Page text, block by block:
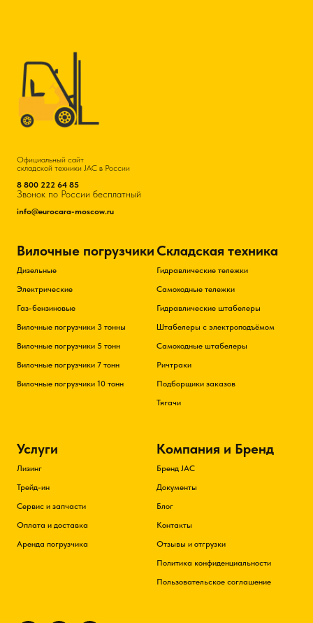
Официальный сайт
складской техники JAC в России
8 800 222 64 85
Звонок по России бесплатный
info@eurocara-moscow.ru
Вилочные погрузчики
Дизельные
Электрические
Газ-бензиновые
Вилочные погрузчики 3 тонны
Вилочные погрузчики 5 тонн
Вилочные погрузчики 7 тонн
Вилочные погрузчики 10 тонн
Складская техника
Гидравлические тележки
Самоходные тележки
Гидравлические штабелеры
Штабелеры с электроподъёмом
Самоходные штабелеры
Ричтраки
Подборщики заказов
Тягачи
Услуги
Лизинг
Трейд-ин
Сервис и запчасти
Оплата и доставка
Аренда погрузчика
Компания и Бренд
Бренд JAC
Документы
Блог
Контакты
Отзывы и отгрузки
Политика конфиденциальности
Пользовательское соглашение